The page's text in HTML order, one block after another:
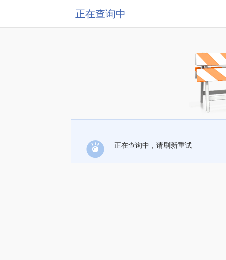
正在查询中
正在查询中，请刷新重试